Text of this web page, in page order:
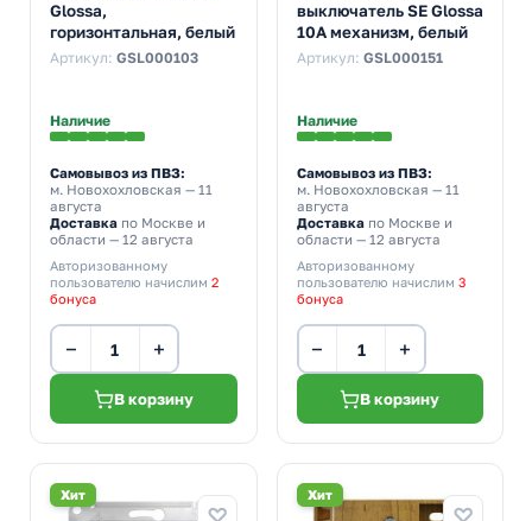
Glossa,
горизонтальная, белый
Артикул: GSL000103
Наличие
Самовывоз из ПВЗ:
м. Новохохловская — 11
августа
Доставка по Москве и
области — 12 августа
Авторизованному
пользователю начислим 2
бонуса
− +
В корзину
выключатель SE Glossa
10A механизм, белый
Артикул: GSL000151
Наличие
Самовывоз из ПВЗ:
м. Новохохловская — 11
августа
Доставкапо Москве и
области — 12 августа
Авторизованному
пользователю начислим 3
бонуса
− +
В корзину
Хит Хит